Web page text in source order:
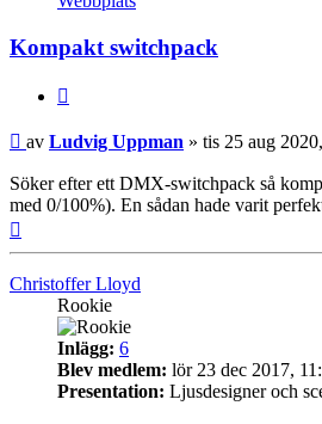
Uppman
Kompakt switchpack
Inlägg
av Ludvig Uppman » tis 25 aug
Söker efter ett DMX-switchpack så
med 0/100%). En sådan hade varit
Christoffer Lloyd
Rookie
Inlägg: 6
Blev medlem: lör 23 dec 2017,
Presentation: Ljusdesigner och